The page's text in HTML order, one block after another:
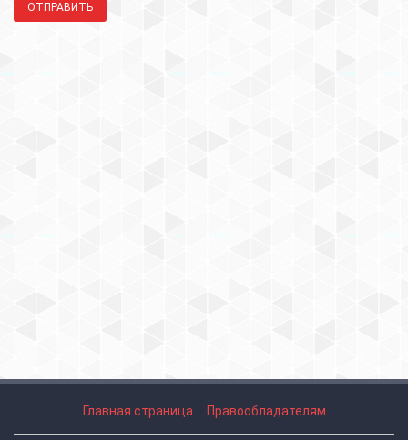
ОТПРАВИТЬ
Главная страница Правообладателям